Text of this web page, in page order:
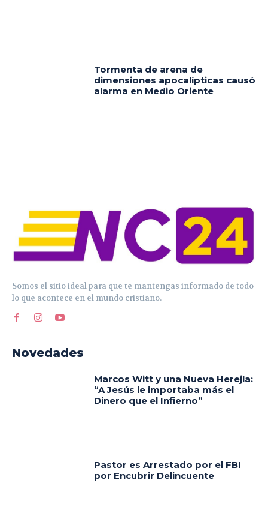
Tormenta de arena de
dimensiones apocalípticas causó
alarma en Medio Oriente
Somos el sitio ideal para que te mantengas informado de todo
lo que acontece en el mundo cristiano.
Novedades
Marcos Witt y una Nueva Herejía:
“A Jesús le importaba más el
Dinero que el Infierno”
Pastor es Arrestado por el FBI
por Encubrir Delincuente